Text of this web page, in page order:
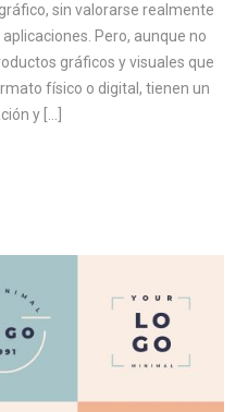
sin valorarse realmente
Pero, aunque no
gráficos y visuales que
físico o digital, tienen un
y […]